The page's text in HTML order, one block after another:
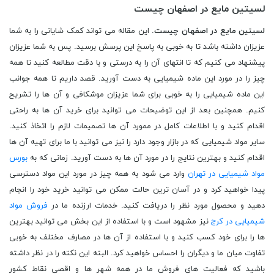
لسیتین مایع در اصفهان چیست
لسیتین مایع در اصفهان چیست. این مقاله می تواند کمک شایانی را به شما
عزیزان داشته باشد تا به خوبی به پاسخ این پرسش برسید. پس به شما عزیزان
پیشنهاد می کنیم که تا انتهای آن را به درستی و با دقت مطالعه کنید تا همه
چیز را در مورد این ماده شیمیایی به دست آورید. قصد داریم تا همه جوانب
این ماده شیمیایی را به خوبی برای شما عزیزان موشکافی و آن ها را تشریح
کنیم. همچنین بعد از این توضیحات می توانید برای خرید آن ها به راحتی
اقدام کنید و با اطلاعات کامل در ممورد آن ها تصمیمات لازم را اتخاذ کنید.
سایر مواد شیمیایی که در بازار وجود دارد را نیز می توانید با ما برای تهیه آن ها
اقدام کنید و بهترین نتایج را در مورد آن ها به دست آورید. زمانی که به بورس
مواد شیمیایی در تهران وارد می شود به همه چیز در مورد این مواد دسترسی
پیدا خواهید کرد و در آسان ترین حالت ممکن می توانید خرید خود را انجام
دهید و محصول مورد نظر را دریافت کنید. خدمات ارزنده ما در فروش مواد
شیمیایی در کرج نیز مشهود است و با استفاده از این بخش می توانید بهترین
ها را برای خود کسب کنید و با استفاده از آن ها در مصارف مختلف به خوبی
تفاوت میان ما و دیگران را احساس خواهید کرد. البته این نکته را در نظر داشته
باشید که فعالیت های فروش ما در همه شهر ها و اقصی نقاط کشور